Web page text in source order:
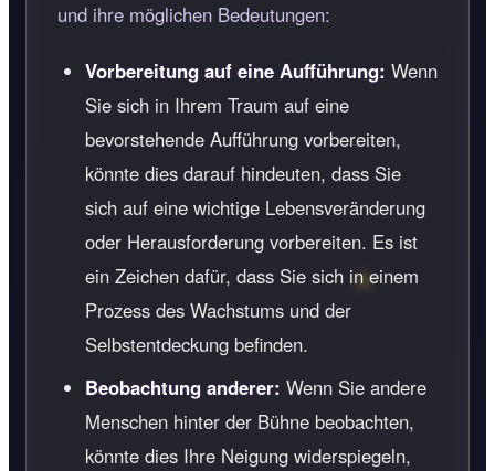
und ihre möglichen Bedeutungen:
Vorbereitung auf eine Aufführung: Wenn
Sie sich in Ihrem Traum auf eine
bevorstehende Aufführung vorbereiten,
könnte dies darauf hindeuten, dass Sie
sich auf eine wichtige Lebensveränderung
oder Herausforderung vorbereiten. Es ist
ein Zeichen dafür, dass Sie sich in einem
Prozess des Wachstums und der
Selbstentdeckung befinden.
Beobachtung anderer: Wenn Sie andere
Menschen hinter der Bühne beobachten,
könnte dies Ihre Neigung widerspiegeln,